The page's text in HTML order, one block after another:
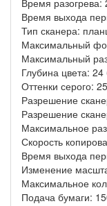
Время выхода
Тип сканера:
Максимальный
Максимальный
Глубина цвета: 24
Оттенки серого:
Разрешение
Разрешение
Максимальное
Скорость
Время выхода
Изменение
Максимальное
Подача бумаги: